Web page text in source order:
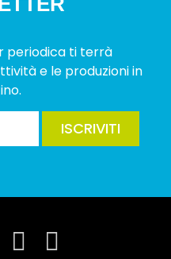
periodica ti terrà
e le produzioni in
ISCRIVITI